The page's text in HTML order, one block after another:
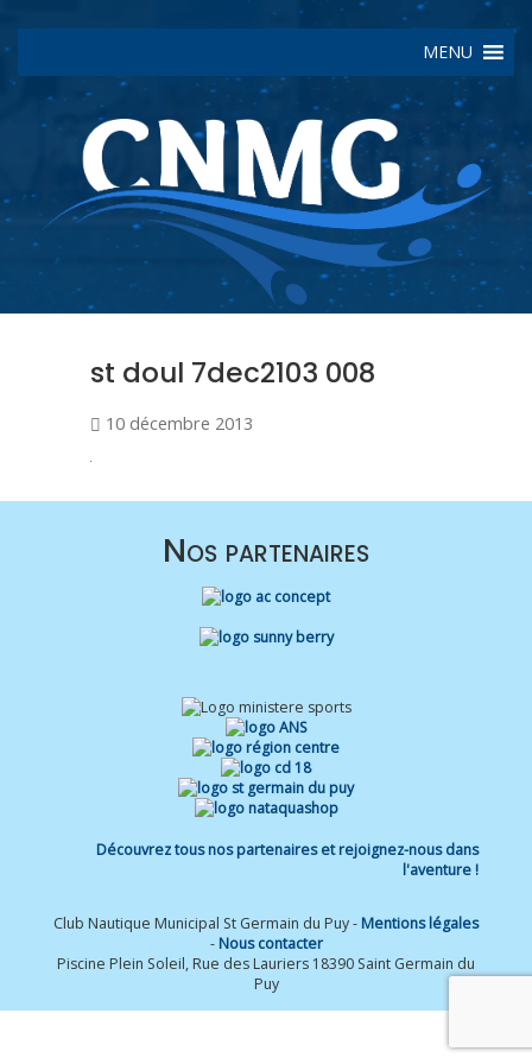
MENU
st doul 7dec2103 008
10 décembre 2013
Nos partenaires
Découvrez tous nos partenaires et rejoignez-nous dans
l'aventure !
Club Nautique Municipal St Germain du Puy - Mentions légales
- Nous contacter
Piscine Plein Soleil, Rue des Lauriers 18390 Saint Germain du
Puy